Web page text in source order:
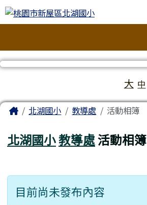
跳至主內容區
桃園市新屋區北湖國小
大 中
主內容區域
Home北湖國小 教導處 活動相簿
北湖國小教導處活動相簿
目前尚未發布內容
頁尾區域